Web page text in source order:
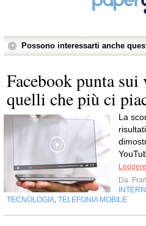
Possono interessarti anche
Facebook punta
quelli che più ci
La
Da
TECNOLOGIA TELEFONIA MOBILE